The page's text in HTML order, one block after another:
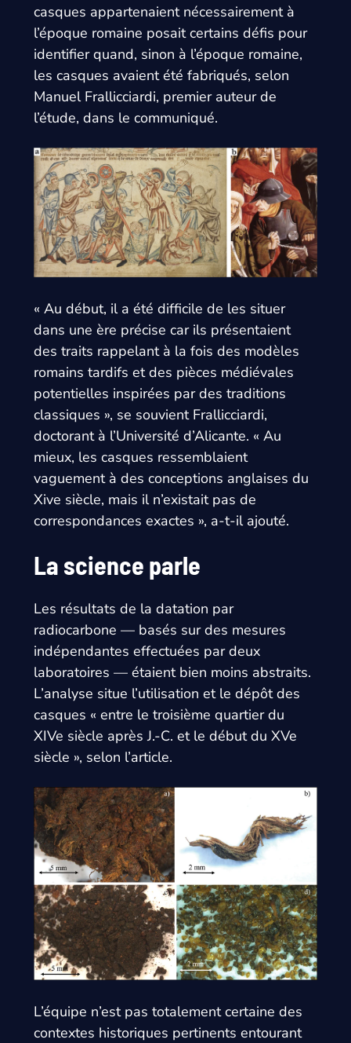
casques appartenaient nécessairement à
l’époque romaine posait certains défis pour
identifier quand, sinon à l’époque romaine,
les casques avaient été fabriqués, selon
Manuel Frallicciardi, premier auteur de
l’étude, dans le communiqué.
« Au début, il a été difficile de les situer
dans une ère précise car ils présentaient
des traits rappelant à la fois des modèles
romains tardifs et des pièces médiévales
potentielles inspirées par des traditions
classiques », se souvient Frallicciardi,
doctorant à l’Université d’Alicante. « Au
mieux, les casques ressemblaient
vaguement à des conceptions anglaises du
Xive siècle, mais il n’existait pas de
correspondances exactes », a-t-il ajouté.
La science parle
Les résultats de la datation par
radiocarbone — basés sur des mesures
indépendantes effectuées par deux
laboratoires — étaient bien moins abstraits.
L’analyse situe l’utilisation et le dépôt des
casques « entre le troisième quartier du
XIVe siècle après J.-C. et le début du XVe
siècle », selon l’article.
L’équipe n’est pas totalement certaine des
contextes historiques pertinents entourant